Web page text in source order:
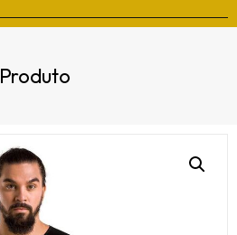
Produto